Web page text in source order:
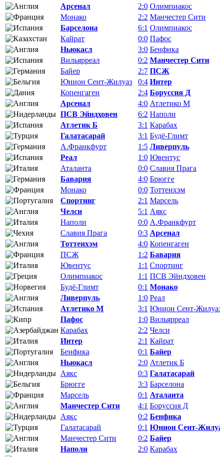
Арсенал
2:0 Олимпиакос
Монако
2:2 Манчестер Сити
Барселона
6:1 Олимпиакос
Кайрат
0:0 Пафос
Ньюкасл
3:0 Бенфика
Вильярреал
0:2 Манчестер Сити
Байер
2:7 ПСЖ
Юнион Сент-Жилуаз
0:4 Интер
Копенгаген
2:4 Боруссия Д
Арсенал
4:0 Атлетико М
ПСВ Эйндховен
6:2 Наполи
Атлетик Б
3:1 Карабах
Галатасарай
3:1 Будё-Глимт
А.Франкфурт
1:5 Ливерпуль
Реал
1:0 Ювентус
Аталанта
0:0 Славия Прага
Бавария
4:0 Брюгге
Монако
0:0 Тоттенхэм
Спортинг
2:1 Марсель
Челси
5:1 Аякс
Наполи
0:0 А.Франкфурт
Славия Прага
0:3 Арсенал
Тоттенхэм
4:0 Копенгаген
ПСЖ
1:2 Бавария
Ювентус
1:1 Спортинг
Олимпиакос
1:1 ПСВ Эйндховен
Будё-Глимт
0:1 Монако
Ливерпуль
1:0 Реал
Атлетико М
3:1 Юнион Сент-
Пафос
1:0 Вильярреал
Карабах
2:2 Челси
Интер
2:1 Кайрат
Бенфика
0:1 Байер
Ньюкасл
2:0 Атлетик Б
Аякс
0:3 Галатасарай
Брюгге
3:3 Барселона
Марсель
0:1 Аталанта
Манчестер Сити
4:1 Боруссия Д
Аякс
0:2 Бенфика
Галатасарай
0:1 Юнион Сент-
Манчестер Сити
0:2 Байер
Наполи
2:0 Карабах